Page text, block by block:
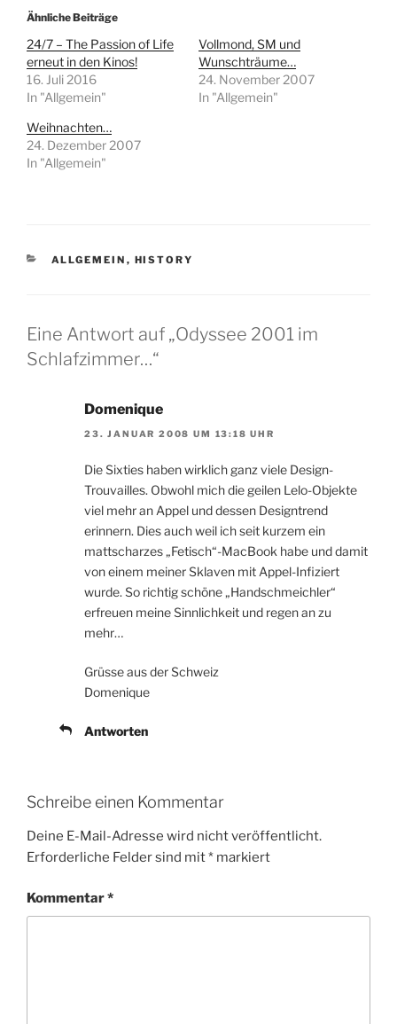
Ähnliche Beiträge
24/7 – The Passion of Life
erneut in den Kinos!
16. Juli 2016
In "Allgemein"
Vollmond, SM und
Wunschträume…
24. November 2007
In "Allgemein"
Weihnachten…
24. Dezember 2007
In "Allgemein"
KATEGORIEN
ALLGEMEIN , HISTORY
Eine Antwort auf „Odyssee 2001 im
Schlafzimmer…“
Domenique
23. JANUAR 2008 UM 13:18 UHR
Die Sixties haben wirklich ganz viele Design-
Trouvailles. Obwohl mich die geilen Lelo-Objekte
viel mehr an Appel und dessen Designtrend
erinnern. Dies auch weil ich seit kurzem ein
mattscharzes „Fetisch“-MacBook habe und damit
von einem meiner Sklaven mit Appel-Infiziert
wurde. So richtig schöne „Handschmeichler“
erfreuen meine Sinnlichkeit und regen an zu
mehr…
Grüsse aus der Schweiz
Domenique
Antworten
Schreibe einen Kommentar
Deine E-Mail-Adresse wird nicht veröffentlicht.
Erforderliche Felder sind mit* markiert
Kommentar*